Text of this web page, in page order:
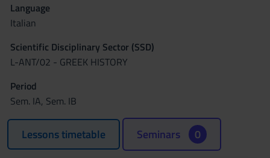
Language
Italian
Scientific Disciplinary Sector (SSD)
L-ANT/02 - GREEK HISTORY
Period
Sem. IA, Sem. IB
Lessons timetable Seminars 0